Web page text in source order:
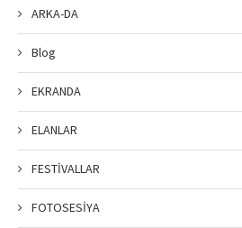
ARKA-DA
Blog
EKRANDA
ELANLAR
FESTİVALLAR
FOTOSESİYA